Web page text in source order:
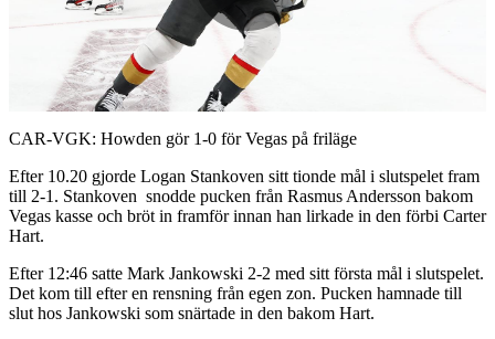
Play
Video
CAR-VGK: Howden gör 1-0 för Vegas på friläge
Efter 10.20 gjorde Logan Stankoven sitt tionde mål i slutspelet fram
till 2-1. Stankoven snodde pucken från Rasmus Andersson bakom
Vegas kasse och bröt in framför innan han lirkade in den förbi Carter
Hart.
Efter 12:46 satte Mark Jankowski 2-2 med sitt första mål i slutspelet.
Det kom till efter en rensning från egen zon. Pucken hamnade till
slut hos Jankowski som snärtade in den bakom Hart.